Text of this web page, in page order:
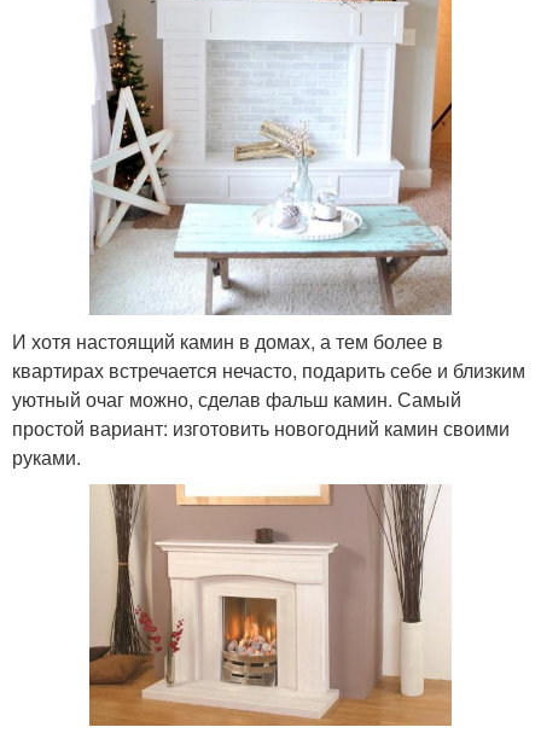
И хотя настоящий камин в домах, а тем более в
квартирах встречается нечасто, подарить себе и близким
уютный очаг можно, сделав фальш камин. Самый
простой вариант: изготовить новогодний камин своими
руками.